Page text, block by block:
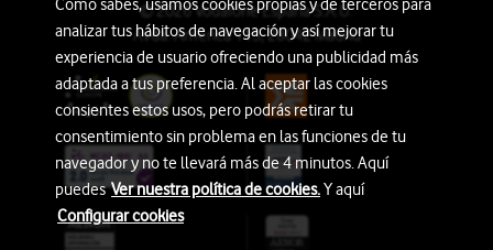
© 2026 Vodafone España S.A.U.
Avda. América 115, 28042 Madrid
Como sabes, usamos cookies propias y de terceros para
analizar tus hábitos de navegación y así mejorar tu
experiencia de usuario ofreciendo una publicidad más
adaptada a tus preferencia. Al aceptar las cookies
consientes estos usos, pero podrás retirar tu
consentimiento sin problema en las funciones de tu
navegador y no te llevará más de 4 minutos. Aquí
puedesVer nuestra política de cookies.Y aquí
Configurar cookies